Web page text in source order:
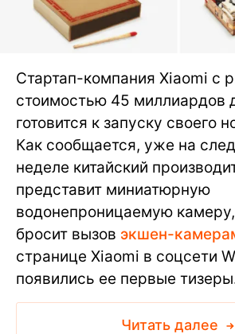
Стартап-компания Xiaomi с
стоимостью 45 миллиардов
готовится к запуску своего
Как сообщается, уже на
неделе китайский
представит миниатюрную
водонепроницаемую камеру,
бросит вызов экшен-
странице Xiaomi в соцсети
появились ее первые
Читать далее